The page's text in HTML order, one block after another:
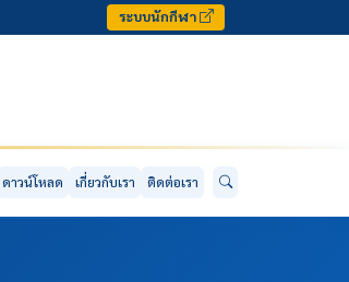
ระบบนักกีฬา
ดาวน์โหลด เกี่ยวกับเรา ติดต่อเรา